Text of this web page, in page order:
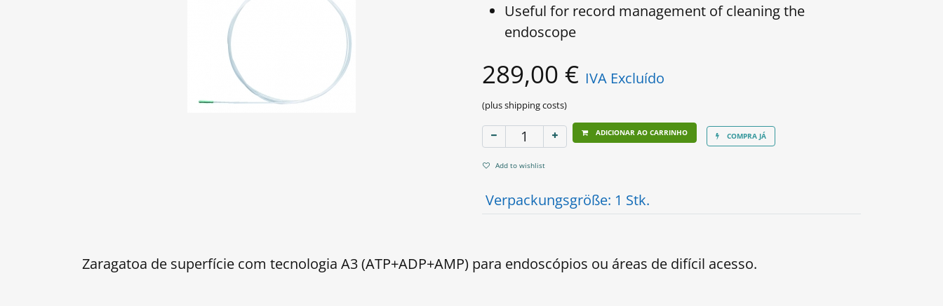
Useful for record management of cleaning the
endoscope
289,00 € IVA Excluído
(plus shipping costs)
ADICIONAR AO CARRINHO COMPRA JÁ
Add to wishlist
Verpackungsgröße: 1 Stk.
Zaragatoa de superfície com tecnologia A3 (ATP+ADP+AMP) para endoscópios ou áreas de difícil acesso.